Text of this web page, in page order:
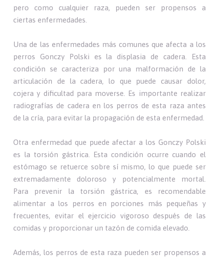
pero como cualquier raza, pueden ser propensos a
ciertas enfermedades.
Una de las enfermedades más comunes que afecta a los
perros Gonczy Polski es la displasia de cadera. Esta
condición se caracteriza por una malformación de la
articulación de la cadera, lo que puede causar dolor,
cojera y dificultad para moverse. Es importante realizar
radiografías de cadera en los perros de esta raza antes
de la cría, para evitar la propagación de esta enfermedad.
Otra enfermedad que puede afectar a los Gonczy Polski
es la torsión gástrica. Esta condición ocurre cuando el
estómago se retuerce sobre sí mismo, lo que puede ser
extremadamente doloroso y potencialmente mortal.
Para prevenir la torsión gástrica, es recomendable
alimentar a los perros en porciones más pequeñas y
frecuentes, evitar el ejercicio vigoroso después de las
comidas y proporcionar un tazón de comida elevado.
Además, los perros de esta raza pueden ser propensos a